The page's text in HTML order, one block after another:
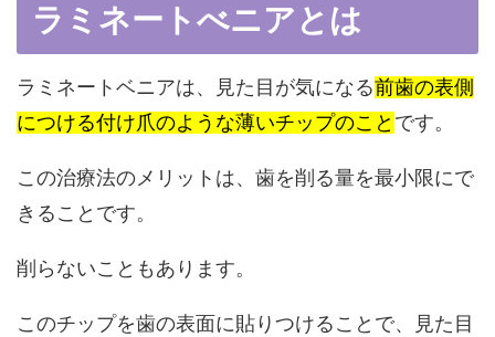
ラミネートべニアとは
ラミネートベニアは、 見た目が気になる前歯の表側
につける付け爪のような薄いチップのこと です。
この治療法のメリットは、歯を削る量を最小限にで
きることです。
削らないこともあります。
このチップを歯の表面に貼りつけることで、見た目